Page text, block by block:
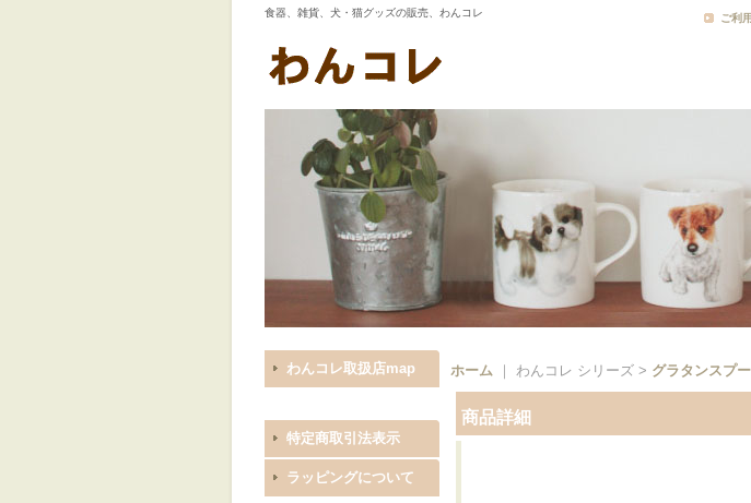
食器、雑貨、犬・猫グッズの販売、わんコレ ご利
わんコレ取扱店map
特定商取引法表示
ラッピングについて
ホーム ｜ わんコレ シリーズ > グラタンスプ
商品詳細